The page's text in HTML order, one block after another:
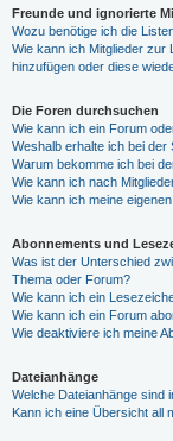
Freunde und ignorierte
Wozu benötige ich die
Wie kann ich Mitglieder zur
hinzufügen oder diese
Die Foren durchsuchen
Wie kann ich ein Forum
Weshalb erhalte ich bei
Warum bekomme ich bei
Wie kann ich nach
Wie kann ich meine
Abonnements und
Was ist der Unterschied
Thema oder Forum?
Wie kann ich ein
Wie kann ich ein Forum
Wie deaktiviere ich meine
Dateianhänge
Welche Dateianhänge sind
Kann ich eine Übersicht all